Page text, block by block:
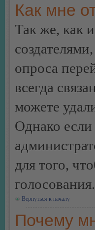
Как мне
Так же, как
опроса
всегда
можете
Однако
для того,
голосования.
Вернуться к началу
Почему